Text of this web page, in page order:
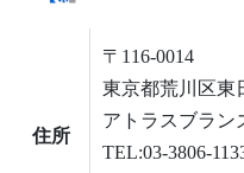
住所
〒116-0014
東京都荒川区東
アトラスブラン
TEL:03-3806-